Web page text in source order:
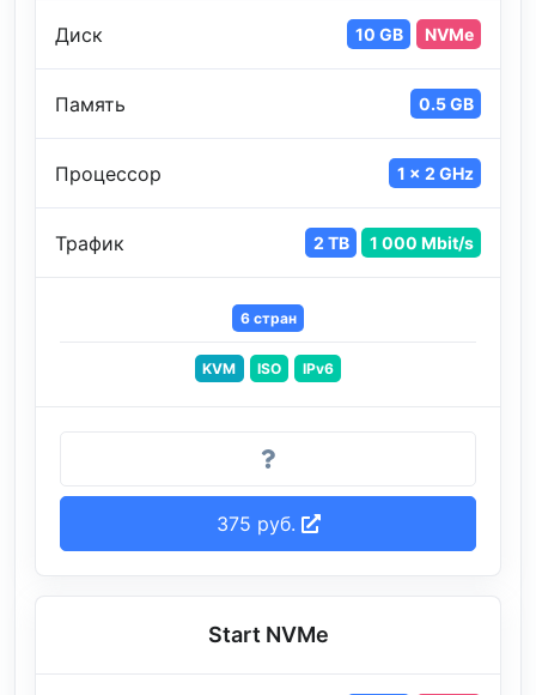
Диск 10 GB NVMe
Память 0.5 GB
Процессор 1 x 2 GHz
Трафик 2 TB 1 000 Mbit/s
6 стран
KVM ISO IPv6
375 руб.
Start NVMe